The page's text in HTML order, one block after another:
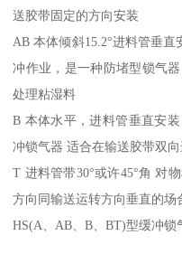
送胶带固定的方向安装
AB 本体倾斜15.2°进料管垂
冲作业，是一种防堵型锁气
处理粘湿料
B 本体水平，进料管垂直安
冲锁气器 适合在输送胶带双
T 进料管带30°或许45°角 对
方向同输送运转方向垂直的场
HS(A、AB、B、BT)型缓冲